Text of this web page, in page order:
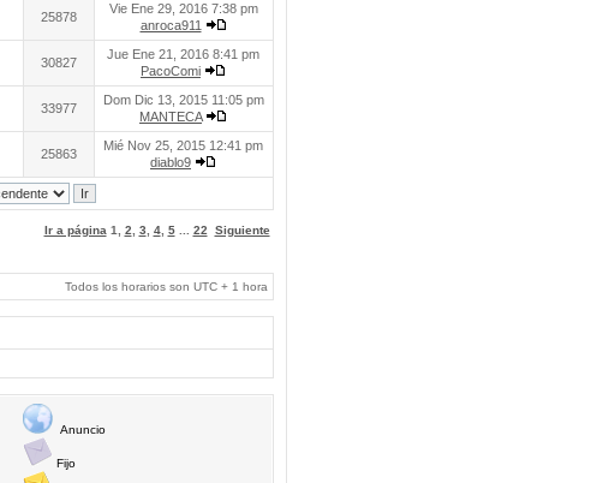
25878
Vie Ene 29, 2016 7:38 pm
anroca911
30827
Jue Ene 21, 2016 8:41 pm
PacoComi
33977
Dom Dic 13, 2015 11:05 pm
MANTECA
25863
Mié Nov 25, 2015 12:41 pm
diablo9
Ir a página 1 2 3 4, 5... 22 Siguiente
Todos los horarios son UTC + 1 hora
Anuncio
Fijo